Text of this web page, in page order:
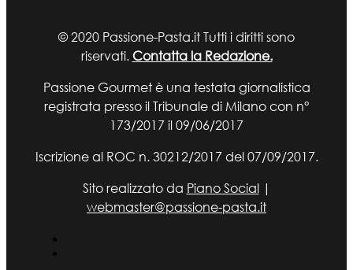
© 2020 Passione-Pasta.it Tutti i diritti sono
riservati. Contatta la Redazione.
Passione Gourmet è una testata giornalistica
registrata presso il Tribunale di Milano con n°
173/2017 il 09/06/2017
Iscrizione al ROC n. 30212/2017 del 07/09/2017.
Sito realizzato da Piano Social|
webmaster@passione-pasta.it